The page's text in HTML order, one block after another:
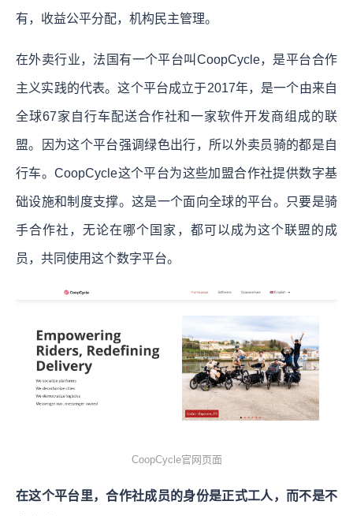
有，收益公平分配，机构民主管理。
在外卖行业，法国有一个平台叫CoopCycle，是平台合作
主义实践的代表。这个平台成立于2017年，是一个由来自
全球67家自行车配送合作社和一家软件开发商组成的联
盟。 因为这个平台强调绿色出行，所以外卖员骑的都是自
行车。CoopCycle这个平台为这些加盟合作社提供数字基
础设施和制度支撑。这是一个面向全球的平台。只要是骑
手合作社，无论在哪个国家，都可以成为这个联盟的成
员，共同使用这个数字平台。
CoopCycle官网页面
在这个平台里，合作社成员的身份是正式工人，而不是不